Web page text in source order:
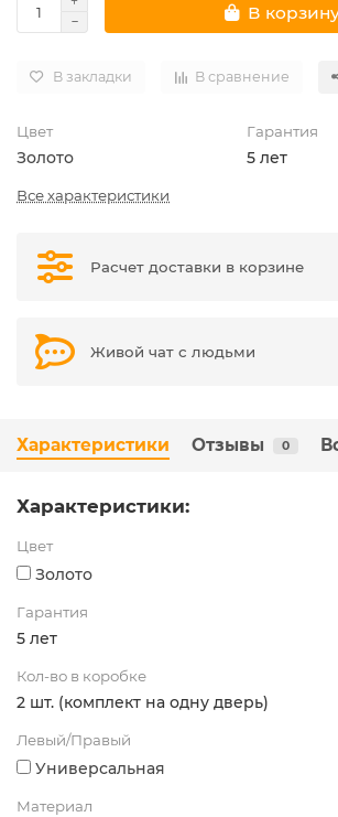
В
В закладки В сравнение
Цвет
Золото
Гарантия
5 лет
Все характеристики
Расчет доставки в корзине
Живой чат с людьми
Характеристики Отзывы 0
Характеристики:
Цвет
Золото
Гарантия
5 лет
Кол-во в коробке
2 шт. (комплект на одну дверь)
Левый/Правый
Универсальная
Материал